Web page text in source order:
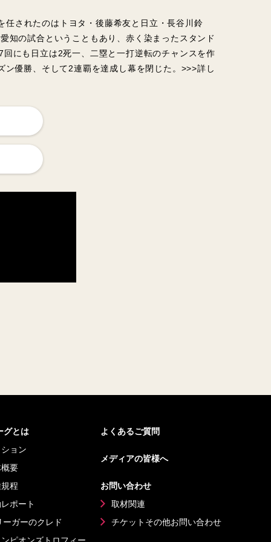
されたのはトヨタ・後藤希友と日立・長谷川鈴
知の試合ということもあり、赤く染まったスタンド
にも日立は2死一、二塁と一打逆転のチャンスを作
優勝、そして2連覇を達成し幕を閉じた。>>>詳し
グとは
ョン
要
程
ポート
ーガーのクレド
よくあるご質問
メディアの皆様へ
お問い合わせ
取材関連
チケットその他お問い合わせ